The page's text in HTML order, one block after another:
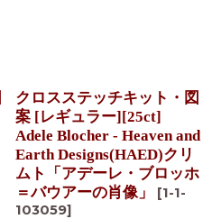
クロスステッチキット・図
案 [レギュラー][25ct]
Adele Blocher - Heaven and
Earth Designs(HAED)クリ
ムト「アデーレ・ブロッホ
＝バウアーの肖像」
[1-1-
103059]